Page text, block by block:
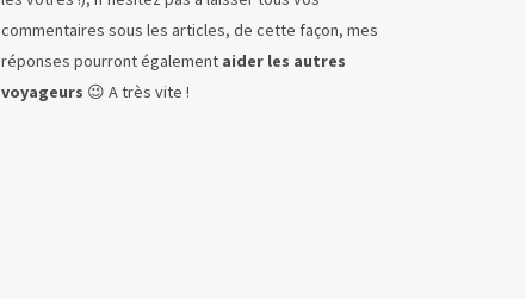
commentaires sous les articles, de cette façon, mes
réponses pourront également aider les autres
voyageurs 😉 A très vite !